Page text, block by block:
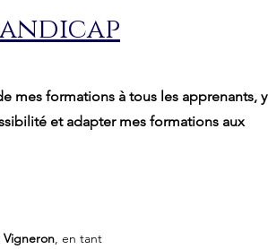
mes formations à tous les apprenants, y
et adapter mes formations aux
Vigneron, en tant